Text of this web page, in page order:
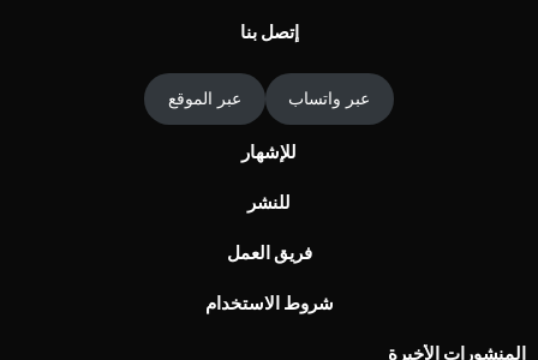
إتصل بنا
عبر واتساب عبر الموقع
للإشهار
للنشر
فريق العمل
شروط الاستخدام
المنشورات الأخيرة